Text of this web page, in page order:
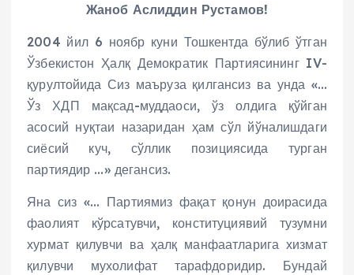
Жаноб Аслиддин Рустамов!
2004 йил 6 ноябр куни Тошкентда бўлиб ўтган
Ўзбекистон Ҳалқ Демократик Партиясининг IV-
қурултойида Сиз маъруза қилгансиз ва унда «…
Ўз ХДП мақсад-муддаоси, ўз олдига қўйган
асосий нуқтаи назаридан ҳам сўл йўналишдаги
сиёсий куч, сўллик позициясида турган
партиядир …» дегансиз.
Яна сиз «… Партиямиз фақат қонун доирасида
фаолият кўрсатувчи, конституциявий тузумни
хурмат қилувчи ва ҳалқ манфаатларига хизмат
қилувчи мухолифат тарафдоридир. Бундай